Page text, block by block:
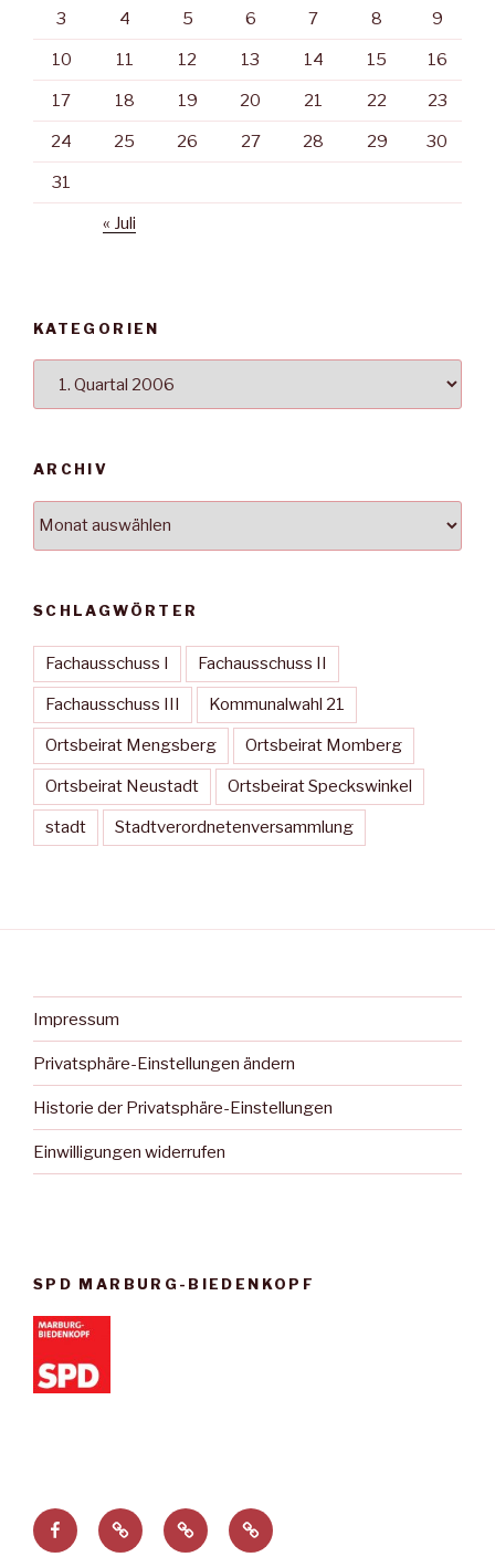
3 4 5 6 7 8 9
10 11 12 13 14 15 16
17 18 19 20 21 22 23
24 25 26 27 28 29 30
31
« Juli
KATEGORIEN
ARCHIV
SCHLAGWÖRTER
Fachausschuss I Fachausschuss II
Fachausschuss III Kommunalwahl 21
Ortsbeirat Mengsberg Ortsbeirat Momberg
Ortsbeirat Neustadt Ortsbeirat Speckswinkel
stadt Stadtverordnetenversammlung
Impressum
Privatsphäre-Einstellungen ändern
Historie der Privatsphäre-Einstellungen
Einwilligungen widerrufen
SPD MARBURG-BIEDENKOPF
FacebookPrivatsphäre-
Einstellungen
Historie
der
Einwilligungen
widerrufen